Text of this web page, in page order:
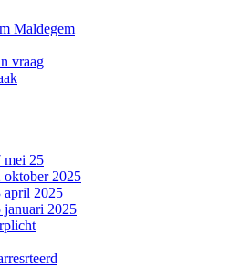
Maldegem
vraag
mei 25
oktober 2025
april 2025
januari 2025